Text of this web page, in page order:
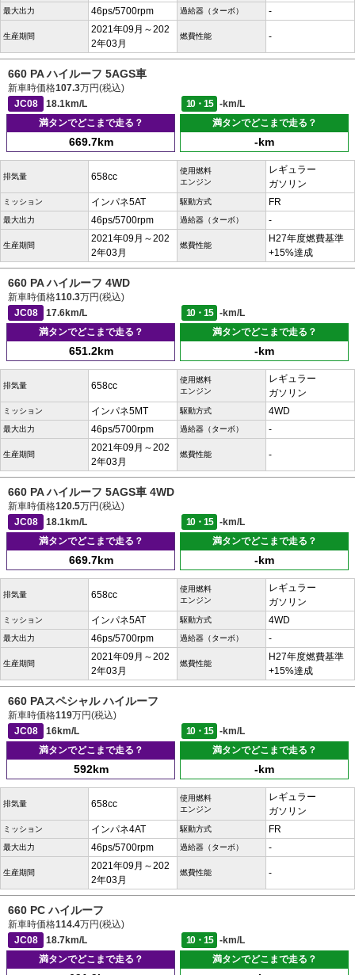
最大出力 46ps/5700rpm 過給器（ターボ） -
生産期間
2021年09月～202
2年03月
燃費性能 -
660 PA ハイルーフ 5AGS車
新車時価格107.3万円(税込)
JC08
18.1km/L 10・15
-km/L
満タンでどこまで走る？
669.7km
満タンでどこまで走る？
-km
排気量 658cc
使用燃料
エンジン
レギュラー
ガソリン
ミッション インパネ5AT 駆動方式 FR
最大出力 46ps/5700rpm 過給器（ターボ） -
生産期間
2021年09月～202
2年03月
燃費性能
H27年度燃費基準
+15%達成
660 PA ハイルーフ 4WD
新車時価格110.3万円(税込)
JC08
17.6km/L 10・15
-km/L
満タンでどこまで走る？
651.2km
満タンでどこまで走る？
-km
排気量 658cc
使用燃料
エンジン
レギュラー
ガソリン
ミッション インパネ5MT 駆動方式 4WD
最大出力 46ps/5700rpm 過給器（ターボ） -
生産期間
2021年09月～202
2年03月
燃費性能 -
660 PA ハイルーフ 5AGS車 4WD
新車時価格120.5万円(税込)
JC08
18.1km/L 10・15
-km/L
満タンでどこまで走る？
669.7km
満タンでどこまで走る？
-km
排気量 658cc
使用燃料
エンジン
レギュラー
ガソリン
ミッション インパネ5AT 駆動方式 4WD
最大出力 46ps/5700rpm 過給器（ターボ） -
生産期間
2021年09月～202
2年03月
燃費性能
H27年度燃費基準
+15%達成
660 PAスペシャル ハイルーフ
新車時価格119万円(税込)
JC08
16km/L 10・15
-km/L
満タンでどこまで走る？
592km
満タンでどこまで走る？
-km
排気量 658cc
使用燃料
エンジン
レギュラー
ガソリン
ミッション インパネ4AT 駆動方式 FR
最大出力 46ps/5700rpm 過給器（ターボ） -
生産期間
2021年09月～202
2年03月
燃費性能 -
660 PC ハイルーフ
新車時価格114.4万円(税込)
JC08
18.7km/L 10・15
-km/L
満タンでどこまで走る？
満タンでどこまで走る？